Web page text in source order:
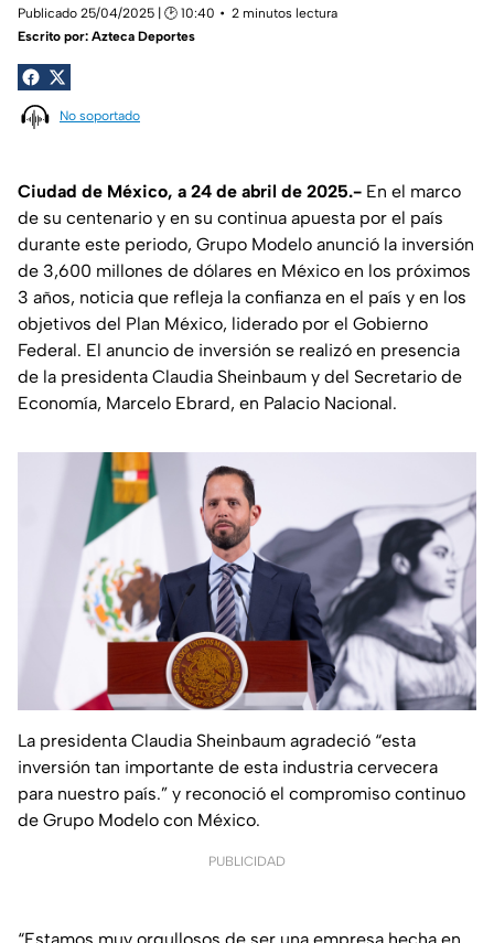
Publicado 25/04/2025 | 🕑 10:40
2 minutos lectura
Escrito por: Azteca Deportes
No soportado
Ciudad de México, a 24 de abril de 2025.- En el marco
de su centenario y en su continua apuesta por el país
durante este periodo, Grupo Modelo anunció la inversión
de 3,600 millones de dólares en México en los próximos
3 años, noticia que refleja la confianza en el país y en los
objetivos del Plan México, liderado por el Gobierno
Federal. El anuncio de inversión se realizó en presencia
de la presidenta Claudia Sheinbaum y del Secretario de
Economía, Marcelo Ebrard, en Palacio Nacional.
La presidenta Claudia Sheinbaum agradeció “esta
inversión tan importante de esta industria cervecera
para nuestro país.” y reconoció el compromiso continuo
de Grupo Modelo con México.
PUBLICIDAD